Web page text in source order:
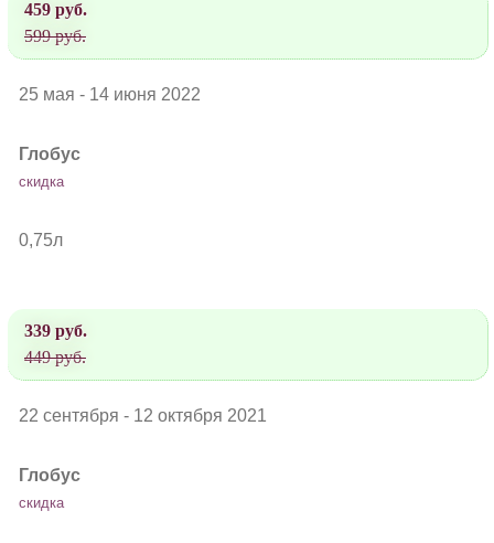
459 руб.
599 руб.
25 мая - 14 июня 2022
Глобус
скидка
0,75л
339 руб.
449 руб.
22 сентября - 12 октября 2021
Глобус
скидка